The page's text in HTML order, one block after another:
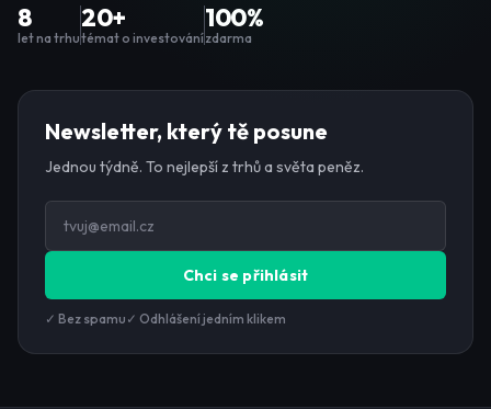
8
let na trhu
20+
témat o investování
100%
zdarma
Newsletter, který tě posune
Jednou týdně. To nejlepší z trhů a světa peněz.
Chci se přihlásit
✓ Bez spamu ✓ Odhlášení jedním klikem